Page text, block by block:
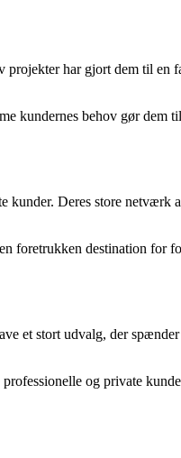
har gjort dem til en
kundernes behov gør dem
kunder. Deres store
foretrukken destination for
et stort udvalg, der
og private